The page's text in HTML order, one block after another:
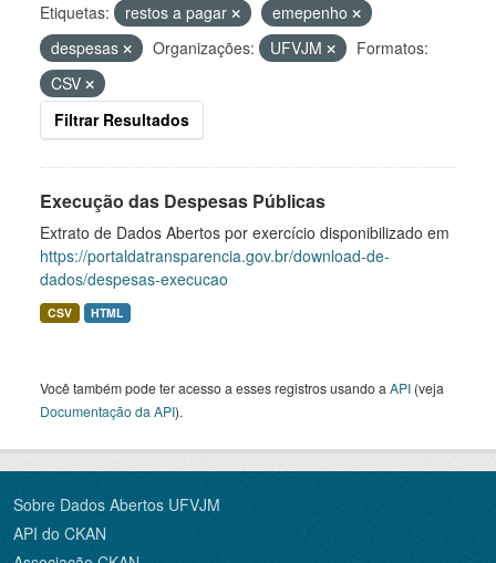
Etiquetas: restos a pagar
emepenho
despesas
Organizações: UFVJM
Formatos:
CSV
Filtrar Resultados
Execução das Despesas Públicas
Extrato de Dados Abertos por exercício disponibilizado em
https://portaldatransparencia.gov.br/download-de-
dados/despesas-execucao
CSV HTML
Você também pode ter acesso a esses registros usando a API (veja
Documentação da API).
Sobre Dados Abertos UFVJM
API do CKAN